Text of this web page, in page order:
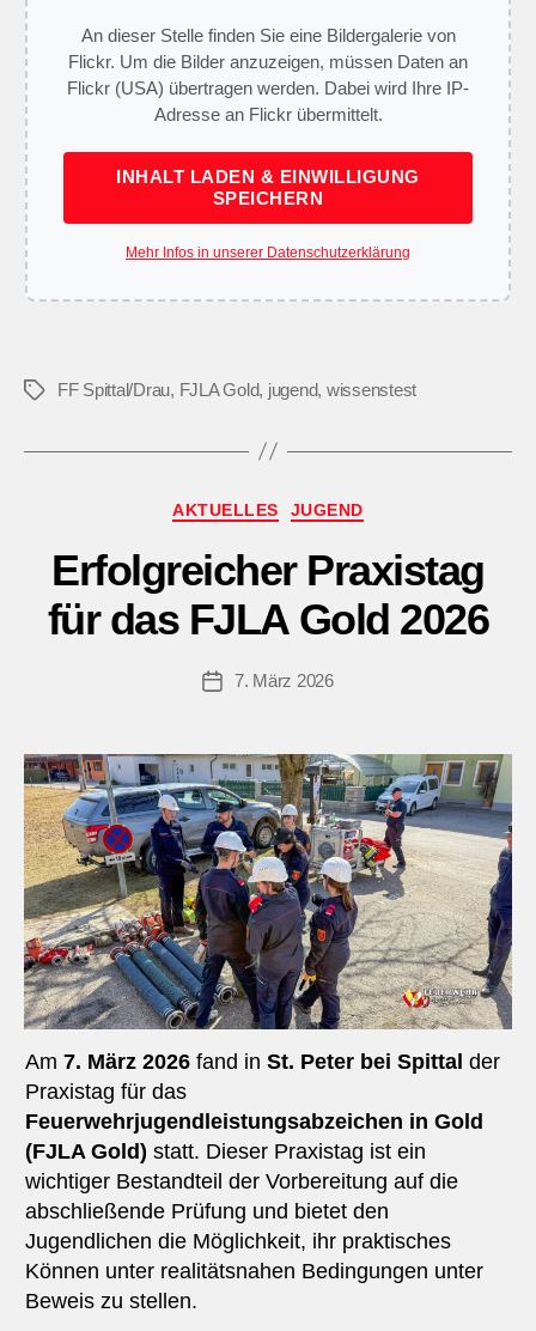
An dieser Stelle finden Sie eine Bildergalerie von
Flickr. Um die Bilder anzuzeigen, müssen Daten an
Flickr (USA) übertragen werden. Dabei wird Ihre IP-
Adresse an Flickr übermittelt.
INHALT LADEN & EINWILLIGUNG
SPEICHERN
Mehr Infos in unserer Datenschutzerklärung
Schlagwörter
FF Spittal/Drau, FJLA Gold, jugend, wissenstest
Kategorien
AKTUELLES JUGEND
Erfolgreicher Praxistag
für das FJLA Gold 2026
Beitragsdatum
7. März 2026
Am 7. März 2026fand in St. Peter bei Spittal der
Praxistag für das
Feuerwehrjugendleistungsabzeichen in Gold
(FJLA Gold) statt. Dieser Praxistag ist ein
wichtiger Bestandteil der Vorbereitung auf die
abschließende Prüfung und bietet den
Jugendlichen die Möglichkeit, ihr praktisches
Können unter realitätsnahen Bedingungen unter
Beweis zu stellen.